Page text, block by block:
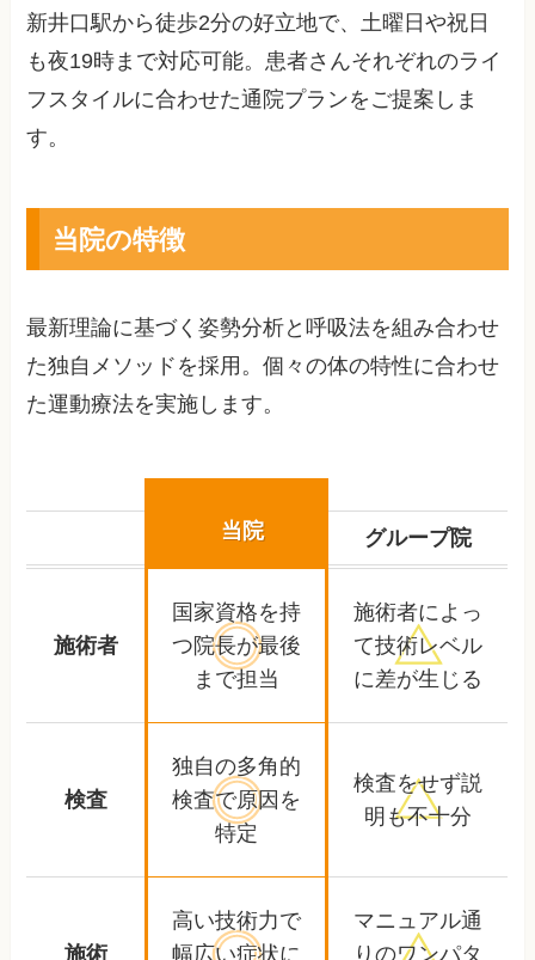
新井口駅から徒歩2分の好立地で、土曜日や祝日
も夜19時まで対応可能。患者さんそれぞれのライ
フスタイルに合わせた通院プランをご提案しま
す。
当院の特徴
最新理論に基づく姿勢分析と呼吸法を組み合わせ
た独自メソッドを採用。個々の体の特性に合わせ
た運動療法を実施します。
当院 グループ院
施術者
国家資格を持
つ院長が最後
まで担当
施術者によっ
て技術レベル
に差が生じる
検査
独自の多角的
検査で原因を
特定
検査をせず説
明も不十分
施術
高い技術力で
幅広い症状に
マニュアル通
りのワンパタ